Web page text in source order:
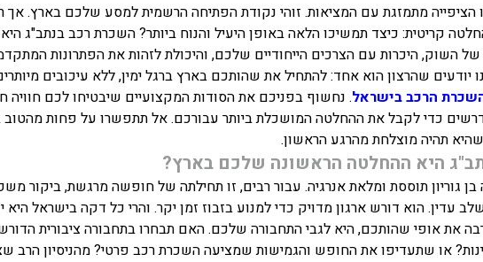
הציפייה מתמזגת עם המציאות. זוהי נקודת הפתיחה הרשמית למסע שלכם בארץ.
קריטית: כיצד תמשיכו הלאה באופן היעיל והנוח ביותר? השכרת רכב בנתב"ג היא
השוק, היכרות עם הצרכים הייחודיים שלכם, והיכולת לזהות את הפתרונות
יודעים שהרצון הוא אחד: להתחיל את שהותכם בארץ ברגל ימין, ללא עיכובים
הרכב בישראל. נחשוף בפניכם את הסודות המקצועיים שיבטיחו לכם חוויה
כדי לקבל את ההחלטה המושכלת ביותר עבורכם. אל תתפשרו על פחות
תהיה מוצלחת מהרגע הראשון.
היא ההחלטה הראשונה שלכם בארץ?
גוריון תוססת ומלאת אנרגיה. עבור רבים, זו תחילתה של חופשה מרגשת, ביקור
הוא דורש ארגון מדויק כדי למנוע בזבוז זמן יקר. והרי כל דקה בישראל
את אופי שהותכם, היא לגבי התחבורה שלכם. האם תבחרו בתחבורה ציבורית
או שתעדיפו את החופש והגמישות שמציעה השכרת רכב פרטי? מהניסיון הרב